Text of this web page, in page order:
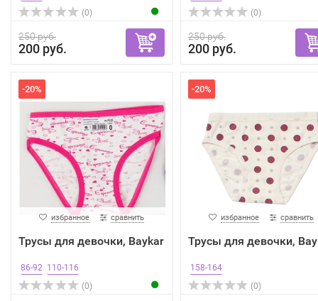
(0)
250 руб.
200 руб.
(0)
250 руб.
200 руб.
-20%
избранное сравнить
Трусы для девочки, Baykar
86-92 110-116
(0)
-20%
избранное сравнить
Трусы для девочки,
158-164
(0)